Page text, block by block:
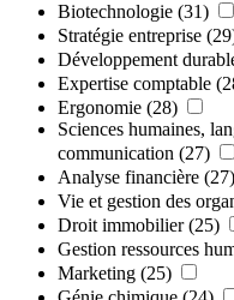
Biotechnologie (31)
Stratégie entreprise
Développement
Expertise comptable
Ergonomie (28)
Sciences humaines,
communication (27)
Analyse financière (27)
Vie et gestion des
Droit immobilier (25)
Gestion ressources
Marketing (25)